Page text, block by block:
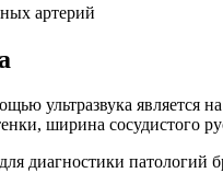
артерий
ультразвука
ширина сосудистого
диагностики